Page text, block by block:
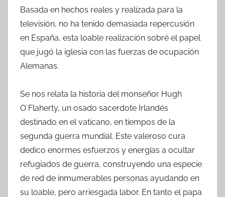
Basada en hechos reales y realizada para la
televisión, no ha tenido demasiada repercusión
en España, esta loable realización sobré el papel
que jugó la iglesia con las fuerzas de ocupación
Alemanas.
Se nos relata la historia del monseñor Hugh
O`Flaherty, un osado sacerdote Irlandés
destinado en el vaticano, en tiempos de la
segunda guerra mundial. Este valeroso cura
dedico enormes esfuerzos y energías a ocultar
refugiados de guerra, construyendo una especie
de red de inmumerables personas ayudando en
su loable, pero arriesgada labor. En tanto el papa